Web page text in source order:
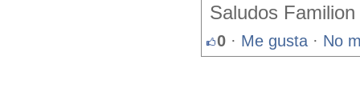
Saludos Familion
0 · Me gusta · No